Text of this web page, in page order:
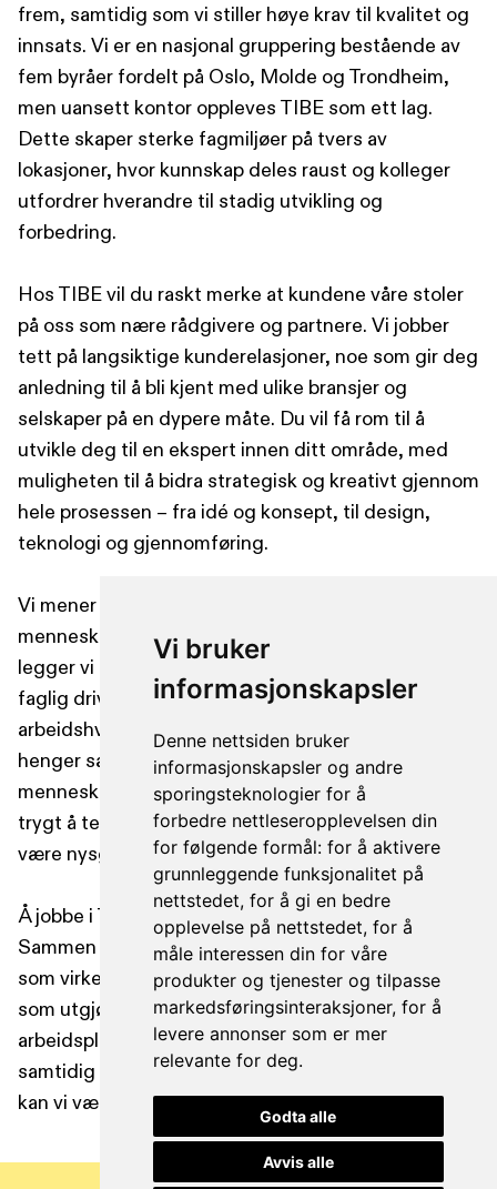
Vi bruker
informasjonskapsler
Denne nettsiden bruker
informasjonskapsler og andre
sporingsteknologier for å
forbedre nettleseropplevelsen din
for følgende formål: for å aktivere
grunnleggende funksjonalitet på
nettstedet, for å gi en bedre
opplevelse på nettstedet, for å
måle interessen din for våre
produkter og tjenester og tilpasse
markedsføringsinteraksjoner, for å
levere annonser som er mer
relevante for deg.
Godta alle
Avvis alle
frem, samtidig som vi stiller høye krav til kvalitet og
innsats. Vi er en nasjonal gruppering bestående av
fem byråer fordelt på Oslo, Molde og Trondheim,
men uansett kontor oppleves TIBE som ett lag.
Dette skaper sterke fagmiljøer på tvers av
lokasjoner, hvor kunnskap deles raust og kolleger
utfordrer hverandre til stadig utvikling og
forbedring.
Hos TIBE vil du raskt merke at kundene våre stoler
på oss som nære rådgivere og partnere. Vi jobber
tett på langsiktige kunderelasjoner, noe som gir deg
anledning til å bli kjent med ulike bransjer og
selskaper på en dypere måte. Du vil få rom til å
utvikle deg til en ekspert innen ditt område, med
muligheten til å bidra strategisk og kreativt gjennom
hele prosessen – fra idé og konsept, til design,
teknologi og gjennomføring.
Vi mener at de beste resultatene skapes når flinke
mennesker jobber sammen i et godt miljø. Derfor
legger vi stor vekt på å bygge et miljø der trivsel og
faglig driv går hånd i hånd. Hos oss vil du finne en
arbeidshverdag der humor og profesjonalitet
henger sammen, og der du får jobbe sammen med
mennesker du både liker og respekterer. Her er det
trygt å tenke høyt, utfordre etablerte løsninger og
være nysgjerrig.
Å jobbe i TIBE betyr at du er en del av noe større.
Sammen skal vi fortsette å skape kommunikasjon
som virkelig betyr noe – relevant, gjennomtenkt og
som utgjør en reell forskjell. Hvis du ønsker deg en
arbeidsplass hvor du kan vokse, bli utfordret og
samtidig glede deg til å komme på jobb hver dag,
kan vi være stedet for deg.